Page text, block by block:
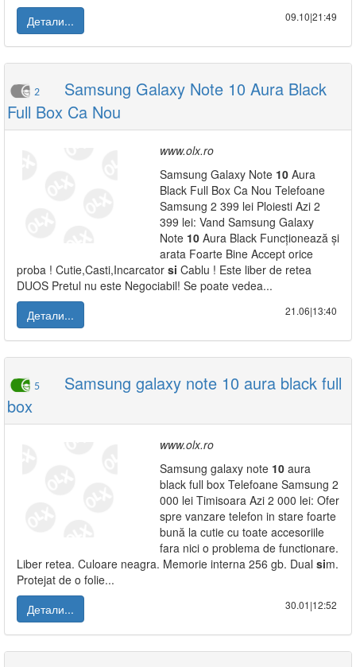
Детали...
09.10|21:49
2
Samsung Galaxy Note 10 Aura Black
Full Box Ca Nou
www.olx.ro
Samsung Galaxy Note 10 Aura
Black Full Box Ca Nou Telefoane
Samsung 2 399 lei Ploiesti Azi 2
399 lei: Vand Samsung Galaxy
Note 10 Aura Black Funcționează și
arata Foarte Bine Accept orice
proba ! Cutie,Casti,Incarcator si Cablu ! Este liber de retea
DUOS Pretul nu este Negociabil! Se poate vedea...
Детали...
21.06|13:40
5
Samsung galaxy note 10 aura black full
box
www.olx.ro
Samsung galaxy note 10 aura
black full box Telefoane Samsung 2
000 lei Timisoara Azi 2 000 lei: Ofer
spre vanzare telefon in stare foarte
bună la cutie cu toate accesoriile
fara nici o problema de functionare.
Liber retea. Culoare neagra. Memorie interna 256 gb. Dual sim.
Protejat de o folie...
Детали...
30.01|12:52